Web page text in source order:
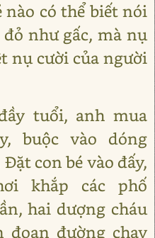
nào có thể biết nói
như gấc, mà nụ
nụ cười của người
tuổi, anh mua
buộc vào dóng
con bé vào đấy,
khắp các phố
hai dượng cháu
đường chạy